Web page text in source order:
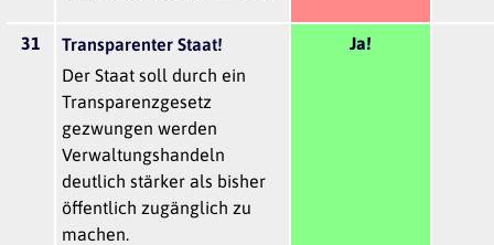
31
Transparenter Staat!
Der Staat soll durch ein
Transparenzgesetz
gezwungen werden
Verwaltungshandeln
deutlich stärker als bisher
öffentlich zugänglich zu
machen.
Ja!